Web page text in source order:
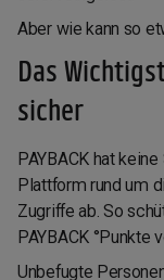
Aber wie kann so
Das
sicher
PAYBACK hat
Plattform rund um
Zugriffe ab. So
PAYBACK °Punkte
Unbefugte